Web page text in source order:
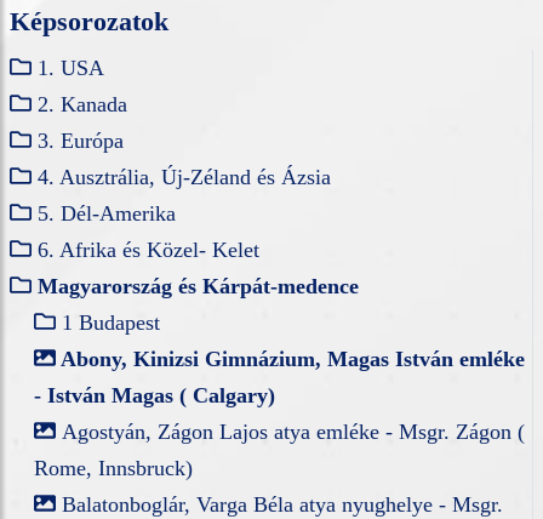
Képsorozatok
1. USA
2. Kanada
3. Európa
4. Ausztrália, Új-Zéland és Ázsia
5. Dél-Amerika
6. Afrika és Közel- Kelet
Magyarország és Kárpát-medence
1 Budapest
Abony, Kinizsi Gimnázium, Magas István emléke
- István Magas ( Calgary)
Agostyán, Zágon Lajos atya emléke - Msgr. Zágon (
Rome, Innsbruck)
Balatonboglár, Varga Béla atya nyughelye - Msgr.